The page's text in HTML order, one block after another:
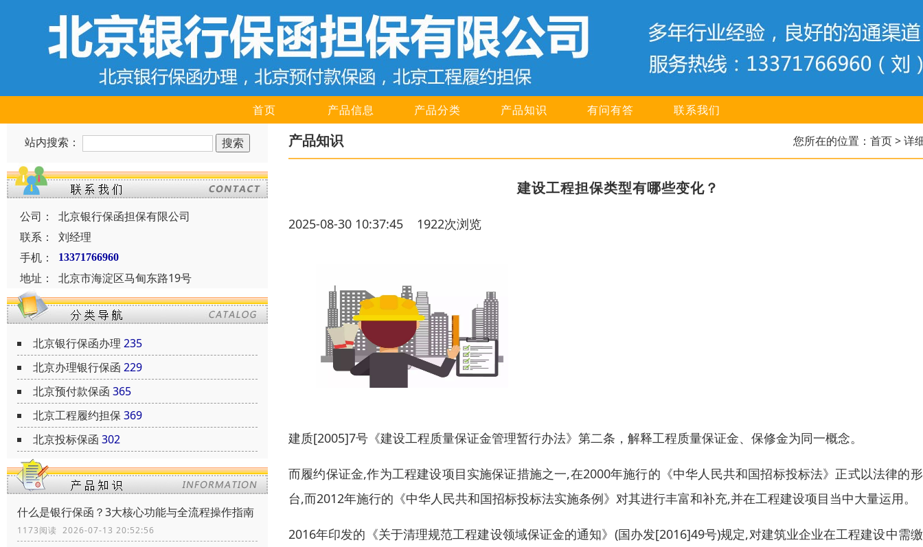
首页 产品信息 产品分类 产品知识 有问有答 联系我们
站内搜索：
公司：
北京银行保函担保有限公司
联系：
刘经理
手机：
13371766960
地址： 北京市海淀区马甸东路19号
北京银行保函办理 235
北京办理银行保函 229
北京预付款保函 365
北京工程履约担保 369
北京投标保函 302
什么是银行保函？3大核心功能与全流程操作指南
1173阅读 2026-07-13 20:52:56
产品知识 您所在的位置： 首页> 详
建设工程担保类型有哪些变化？
2025-08-30 10:37:45 1922次浏览
建质[2005]7号《建设工程质量保证金管理暂行办法》第二条，解释工程质量保证金、保修金为同一概念。
而履约保证金,作为工程建设项目实施保证措施之一,在2000年施行的《中华人民共和国招标投标法》正式以法律的
台,而2012年施行的《中华人民共和国招标投标法实施条例》对其进行丰富和补充,并在工程建设项目当中大量运用。
2016年印发的《关于清理规范工程建设领域保证金的通知》(国办发[2016]49号)规定,对建筑业企业在工程建设中需